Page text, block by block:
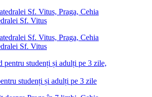
Sf. Vitus
Sf. Vitus
studenți și adulți pe 3 zile